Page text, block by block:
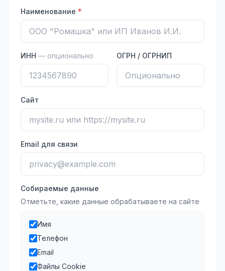
Наименование *
ИНН — опционально ОГРН / ОГРНИП
Сайт
Email для связи
Собираемые данные
Отметьте, какие данные обрабатываете на сайте
Имя
Телефон
Email
Файлы Cookie